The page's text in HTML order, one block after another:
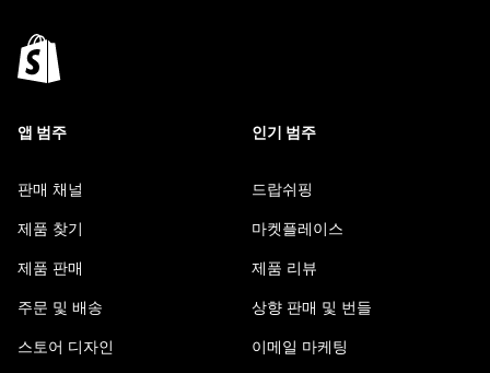
앱 범주
판매 채널
제품 찾기
제품 판매
주문 및 배송
스토어 디자인
인기 범주
드랍쉬핑
마켓플레이스
제품 리뷰
상향 판매 및 번들
이메일 마케팅